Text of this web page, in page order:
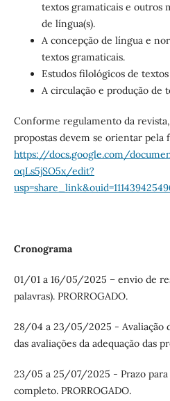
textos gramaticais e outros
de língua(s).
A concepção de língua e
textos gramaticais.
Estudos filológicos de
A circulação e produção de
Conforme regulamento da
propostas devem se orientar pela
https://docs.google.com/
oqLs5jSO5x/edit?
Cronograma
01/01 a 16/05/2025 – envio de
palavras). PRORROGADO.
28/04 a 23/05/2025 - Avaliação
das avaliações da adequação das
23/05 a 25/07/2025 - Prazo para
completo. PRORROGADO.